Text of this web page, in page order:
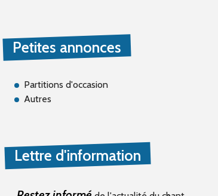
Petites annonces
Partitions d'occasion
Autres
Lettre d'information